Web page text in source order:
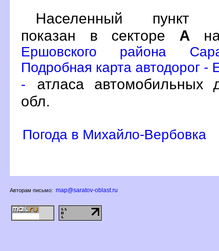
Населенный пункт
показан в секторе А
Ершовского района
Подробная карта автодорог -
-
атласа автомобильных
обл.
Погода в Михайло-Вербовка
Авторам письмо: map@saratov-oblast.ru